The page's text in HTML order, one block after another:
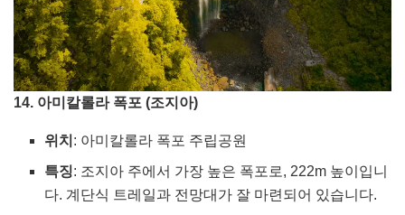
14. 아미칼롤라 폭포 (조지아)
위치 : 아미칼롤라 폭포 주립공원
특징: 조지아 주에서 가장 높은 폭포로, 222m 높이입니
다. 계단식 트레일과 전망대가 잘 마련되어 있습니다.